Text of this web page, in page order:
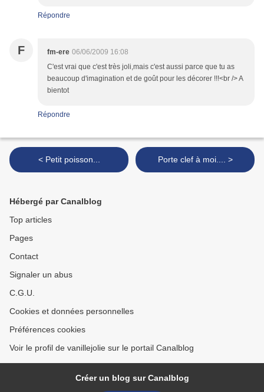
Répondre
F fm-ere 06/06/2009 16:08
C'est vrai que c'est très joli,mais c'est aussi parce que tu as
beaucoup d'imagination et de goût pour les décorer !!!<br /> A
bientot
Répondre
< Petit poisson... Porte clef à moi.... >
Hébergé par Canalblog
Top articles
Pages
Contact
Signaler un abus
C.G.U.
Cookies et données personnelles
Préférences cookies
Voir le profil de vanillejolie sur le portail Canalblog
Créer un blog sur Canalblog